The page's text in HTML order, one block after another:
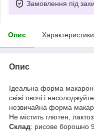
Замовлення під
Опис Характеристики
Опис
Ідеальна форма
свіжі овочі і
незвичайна форма
Не містить глютен,
Склад: рисове борошно